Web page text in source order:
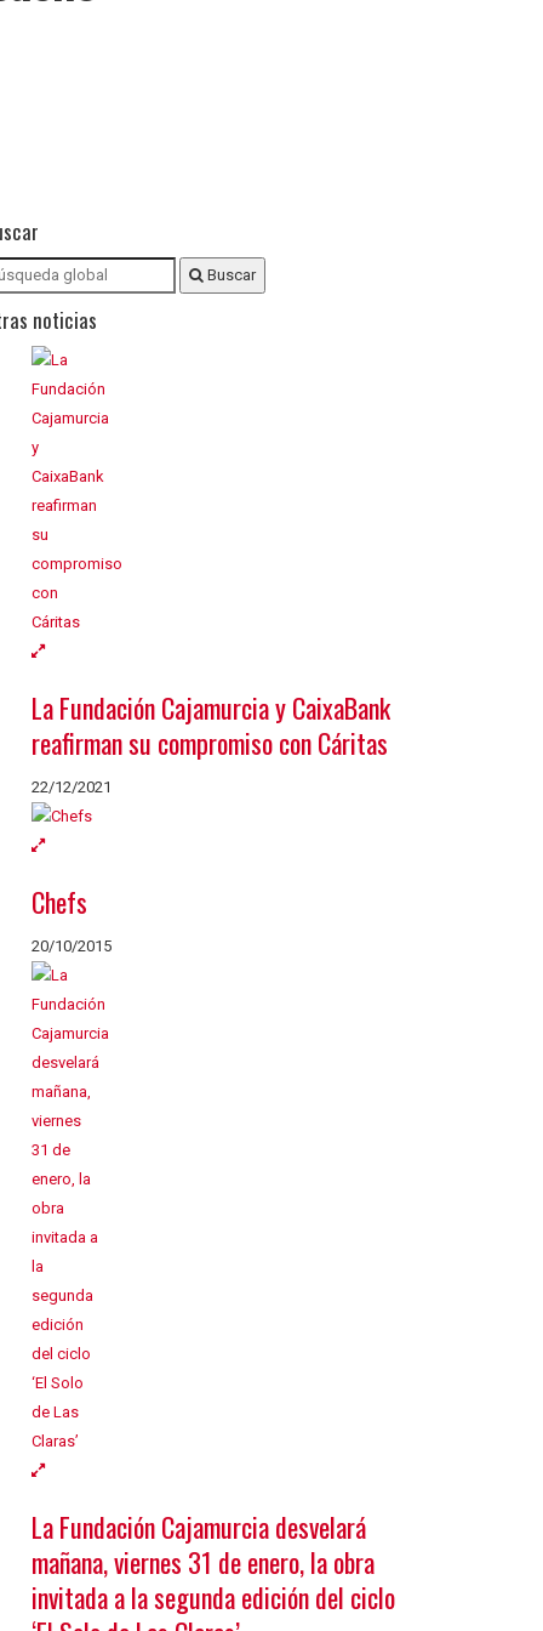
Buscar
noticias
La Fundación Cajamurcia y CaixaBank
reafirman su compromiso con Cáritas
22/12/2021
Chefs
20/10/2015
La Fundación Cajamurcia desvelará
mañana, viernes 31 de enero, la obra
invitada a la segunda edición del ciclo